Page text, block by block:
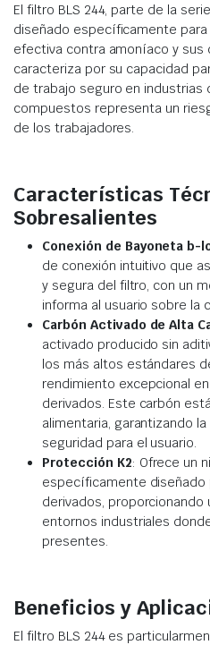
El filtro BLS 244, parte de la
diseñado específicamente
efectiva contra amoníaco y sus
caracteriza por su capacidad
de trabajo seguro en
compuestos representa un
de los trabajadores.
Características
Sobresalientes
Conexión de Bayoneta b-
de conexión intuitivo que
y segura del filtro, con un
informa al usuario sobre la
Carbón Activado de Alta
activado producido sin
los más altos estándares
rendimiento excepcional
derivados. Este carbón
alimentaria, garantizando
seguridad para el usuario.
Protección K2: Ofrece un
específicamente diseñado
derivados, proporcionando
entornos industriales
presentes.
Beneficios y
El filtro BLS 244 es